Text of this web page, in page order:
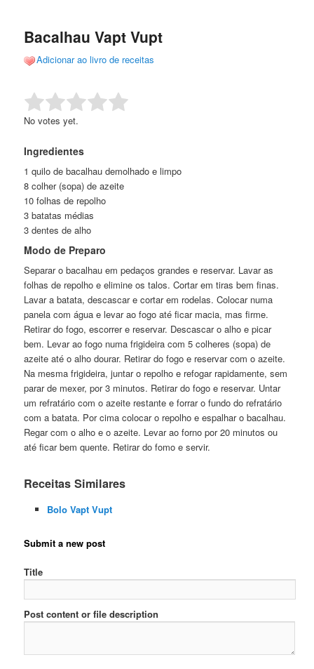
conteúdo
conteúdo
Bacalhau Vapt Vupt
Adicionar ao livro de receitas
Rate this item: Submit Rating
No votes yet.
Ingredientes
1 quilo de bacalhau demolhado e limpo
8 colher (sopa) de azeite
10 folhas de repolho
3 batatas médias
3 dentes de alho
Modo de Preparo
Separar o bacalhau em pedaços grandes e reservar. Lavar as
folhas de repolho e elimine os talos. Cortar em tiras bem finas.
Lavar a batata, descascar e cortar em rodelas. Colocar numa
panela com água e levar ao fogo até ficar macia, mas firme.
Retirar do fogo, escorrer e reservar. Descascar o alho e picar
bem. Levar ao fogo numa frigideira com 5 colheres (sopa) de
azeite até o alho dourar. Retirar do fogo e reservar com o azeite.
Na mesma frigideira, juntar o repolho e refogar rapidamente, sem
parar de mexer, por 3 minutos. Retirar do fogo e reservar. Untar
um refratário com o azeite restante e forrar o fundo do refratário
com a batata. Por cima colocar o repolho e espalhar o bacalhau.
Regar com o alho e o azeite. Levar ao forno por 20 minutos ou
até ficar bem quente. Retirar do fomo e servir.
Receitas Similares
Bolo Vapt Vupt
Submit a new post
Title
Post content or file description